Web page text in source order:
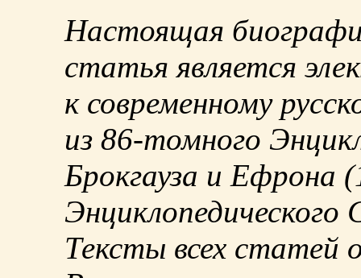
Настоящая
статья является
к современному
из 86-томного
Брокгауза и Ефрона
Энциклопедического
Тексты всех статей